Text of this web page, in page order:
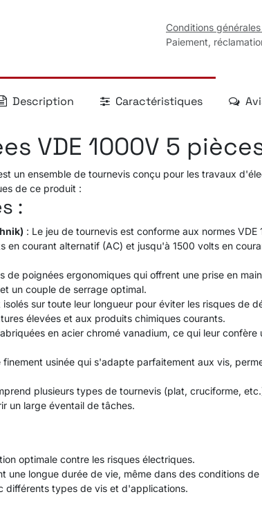
Conditions
Paiement,
Description Caractéristiques
VDE 1000V 5
un ensemble de tournevis conçu pour les travaux
de ce produit :
:
: Le jeu de tournevis est conforme aux normes
courant alternatif (AC) et jusqu'à 1500 volts en
de poignées ergonomiques qui offrent une prise en
un couple de serrage optimal.
sur toute leur longueur pour éviter les risques de
élevées et aux produits chimiques courants.
en acier chromé vanadium, ce qui leur
finement usinée qui s'adapte parfaitement aux vis,
plusieurs types de tournevis (plat, cruciforme,
un large éventail de tâches.
optimale contre les risques électriques.
une longue durée de vie, même dans des conditions
différents types de vis et d'applications.